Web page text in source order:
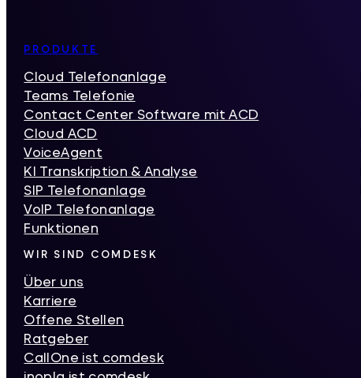
Inhaltsverzeichnis
PRODUKTE
Cloud Telefonanlage
Teams Telefonie
Contact Center Software mit ACD
Cloud ACD
VoiceAgent
KI Transkription & Analyse
SIP Telefonanlage
VoIP Telefonanlage
Funktionen
WIR SIND COMDESK
Über uns
Karriere
Offene Stellen
Ratgeber
CallOne ist comdesk